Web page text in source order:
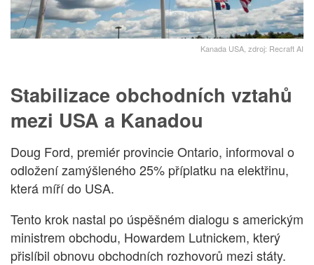
Kanada USA, zdroj: Recraft AI
Stabilizace obchodních vztahů
mezi USA a Kanadou
Doug Ford, premiér provincie Ontario, informoval o
odložení zamýšleného 25% příplatku na elektřinu,
která míří do USA.
Tento krok nastal po úspěšném dialogu s americkým
ministrem obchodu, Howardem Lutnickem, který
přislíbil obnovu obchodních rozhovorů mezi státy.